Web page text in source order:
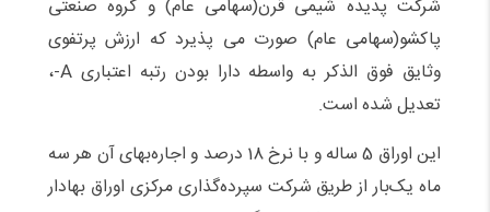
شرکت پدیده شیمی قرن(سهامی عام) و گروه صنعتی
پاکشو(سهامی عام) صورت می پذیرد که ارزش پرتفوی
وثایق فوق الذکر به واسطه دارا بودن رتبه اعتباری A-،
تعدیل شده است.
این اوراق 5 ساله و با نرخ 18 درصد و اجاره‌بهای آن هر سه
ماه یک‌بار از طریق شرکت سپرده‌گذاری مرکزی اوراق بهادار